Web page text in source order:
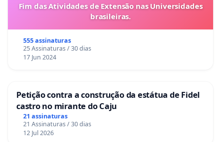
Fim das Atividades de Extensão nas Universidades
brasileiras.
555 assinaturas
25 Assinaturas / 30 dias
17 Jun 2024
Petição contra a construção da estátua de Fidel
castro no mirante do Caju
21 assinaturas
21 Assinaturas / 30 dias
12 Jul 2026